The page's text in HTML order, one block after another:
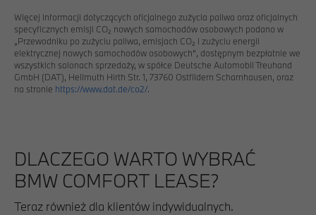
Więcej informacji dotyczących oficjalnego zużycia paliwa oraz oficjalnych
specyficznych emisji CO₂ nowych samochodów osobowych podano w
„Przewodniku po zużyciu paliwa, emisjach CO₂ i zużyciu energii
elektrycznej nowych samochodów osobowych”, dostępnym bezpłatnie we
wszystkich salonach sprzedaży, w spółce Deutsche Automobil Treuhand
GmbH (DAT), Hellmuth Hirth Str. 1, 73760 Ostfildern Scharnhausen, oraz
na stronie https://www.dat.de/co2/.
DLACZEGO WARTO WYBRAĆ
BMW COMFORT LEASE?
Teraz również dla klientów indywidualnych.